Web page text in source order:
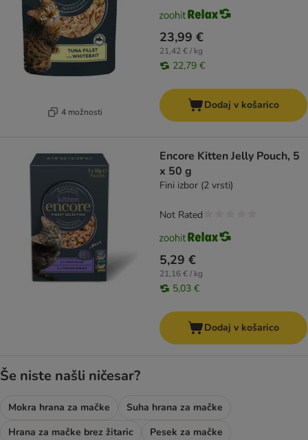
4 možnosti
23,99 €
21,42 € / kg
22,79 €
Dodaj v košarico
Encore Kitten Jelly Pouch, 5
x 50 g
Fini izbor (2 vrsti)
5,29 €
21,16 € / kg
5,03 €
Not Rated
Dodaj v košarico
Še niste našli ničesar?
Mokra hrana za mačke
Suha hrana za mačke
Hrana za mačke brez žitaric
Pesek za mačke